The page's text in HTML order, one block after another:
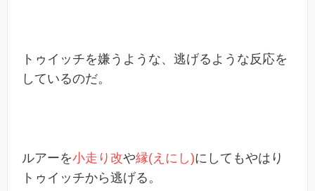
トゥイッチを嫌うような、逃げるような反応を
しているのだ。
ルアーを小走り改や縁(えにし)にしてもやはり
トゥイッチから逃げる。